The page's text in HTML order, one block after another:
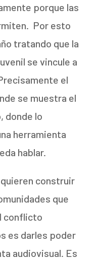
porque las
Por esto
tratando que la
se vincule a
el
se muestra el
donde lo
herramienta
hablar.
construir
que
conflicto
es darles poder
audiovisual. Es